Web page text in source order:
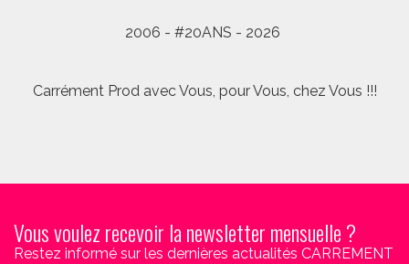
2006 - #20ANS - 2026
Carrément Prod avec Vous, pour Vous, chez Vous !!!
Vous voulez recevoir la newsletter mensuelle ?
Restez informé sur les dernières actualités CARREMENT